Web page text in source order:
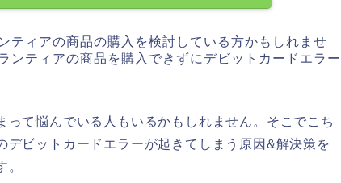
ティアの商品の購入を検討している方かもしれませ
ンティアの商品を購入できずにデビットカードエラー
って悩んでいる人もいるかもしれません。そこでこち
デビットカードエラーが起きてしまう原因&解決策を